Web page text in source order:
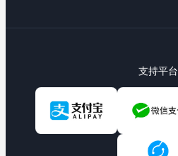
支持平台